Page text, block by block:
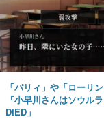
「パリィ」や「ローリ
『小早川さんはソウル
DIED」